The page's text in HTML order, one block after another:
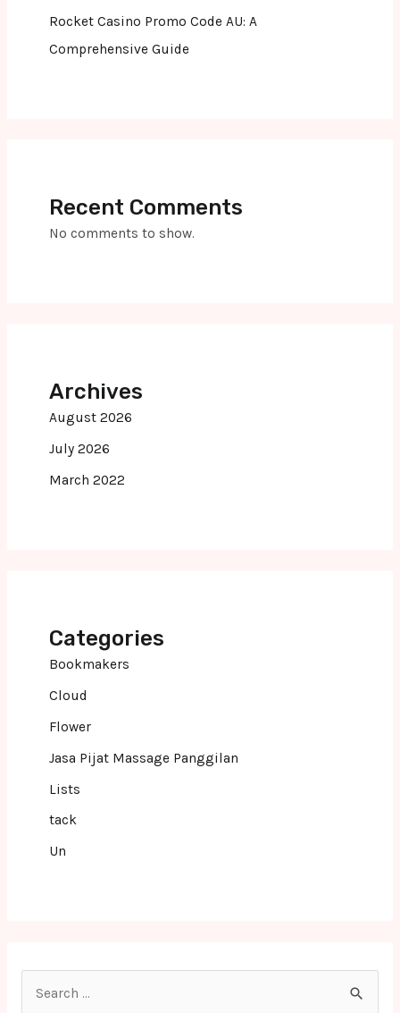
Rocket Casino Promo Code AU: A
Comprehensive Guide
Recent Comments
No comments to show.
Archives
August 2026
July 2026
March 2022
Categories
Bookmakers
Cloud
Flower
Jasa Pijat Massage Panggilan
Lists
tack
Un